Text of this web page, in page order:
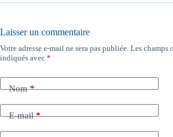
Laisser un commentaire
Votre adresse e-mail ne sera pas publiée. Les champs
indiqués avec *
Nom*
E-mail*